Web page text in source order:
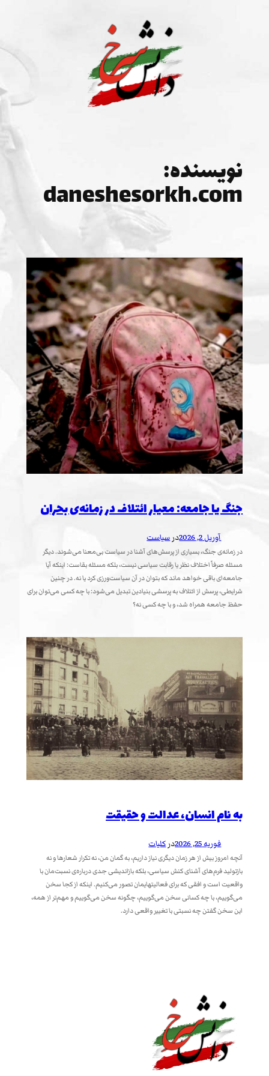
نویسنده:
daneshesorkh.com
جنگ یا جامعه: معیار ائتلاف در زمانه‌ی بحران
آوریل 2, 2026 در سیاست
در زمانه‌ی جنگ، بسیاری از پرسش‌های آشنا در سیاست بی‌معنا می‌شوند. دیگر
مسئله صرفاً اختلاف نظر یا رقابت سیاسی نیست، بلکه مسئله بقاست: اینکه آیا
جامعه‌ای باقی خواهد ماند که بتوان در آن سیاست‌ورزی کرد یا نه. در چنین
شرایطی، پرسش از ائتلاف به پرسشی بنیادین تبدیل می‌شود: با چه کسی می‌توان برای
حفظ جامعه همراه شد، و با چه کسی نه؟
به نام انسان، عدالت و حقيقت
فوریه 25, 2026 در کلیات
آنچه امروز بیش از هر زمان دیگری نیاز داریم، به گمان من، نه تکرار شعارها و نه
بازتولید فرم‌های آشنای کنش سیاسی، بلکه بازاندیشی جدی درباره‌ی نسبت‌مان با
واقعیت است و افقی که برای فعالیتهایمان تصور می‌کنیم. اینکه از کجا سخن
می‌گوییم، با چه کسانی سخن می‌گوییم، چگونه سخن می‌گوییم و مهم‌تر از همه،
این سخن گفتن چه نسبتی با تغییر واقعی دارد.